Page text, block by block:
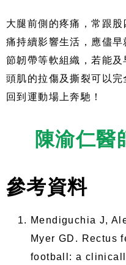
大腿前側的疼痛，常跟
痛持續影響生活，應儘
節韌帶等軟組織，若能
頭肌的拉傷及撕裂可以完
回到運動場上奔馳！
陳渝仁醫
參考資料
Mendiguchia J,
Myer GD. Rectus
football: a